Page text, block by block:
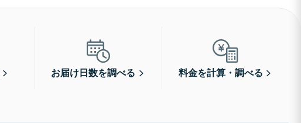
お届け日数を調べる 料金を計算・調べる